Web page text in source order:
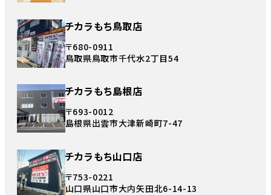
チカラもち鳥取店
〒680-0911
鳥取県鳥取市千代水2丁目54
チカラもち島根店
〒693-0012
島根県出雲市大津新崎町7-47
チカラもち山口店
〒753-0221
山口県山口市大内矢田北6-14-13